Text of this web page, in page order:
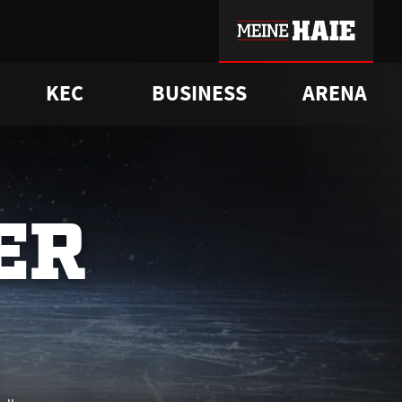
KEC BUSINESS ARENA